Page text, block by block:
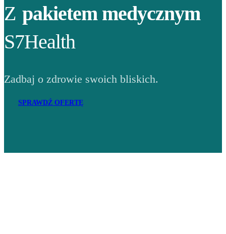
Z pakietem medycznym
S7Health
Zadbaj o zdrowie swoich bliskich.
SPRAWDŹ OFERTĘ